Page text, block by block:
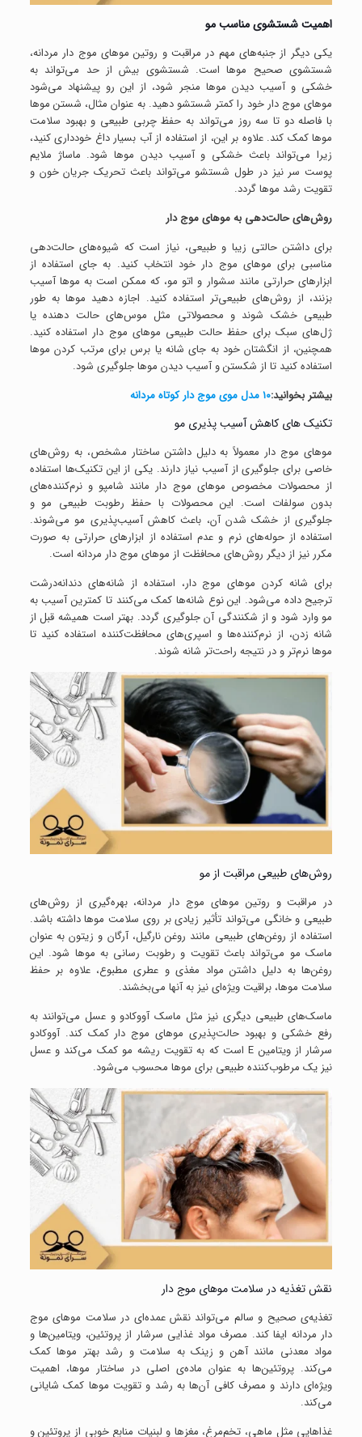
اهمیت شستشوی مناسب مو
یکی دیگر از جنبه‌های مهم در مراقبت و روتین موهای موج دار مردانه،
شستشوی صحیح موها است. شستشوی بیش از حد می‌تواند به
خشکی و آسیب دیدن موها منجر شود، از این رو پیشنهاد می‌شود
موهای موج دار خود را کمتر شستشو دهید. به عنوان مثال، شستن موها
با فاصله دو تا سه روز می‌تواند به حفظ چربی طبیعی و بهبود سلامت
موها کمک کند. علاوه‌ بر این، از استفاده از آب بسیار داغ خودداری کنید،
زیرا می‌تواند باعث خشکی و آسیب دیدن موها شود. ماساژ ملایم
پوست سر نیز در طول شستشو می‌تواند باعث تحریک جریان خون و
تقویت رشد موها گردد.
روش‌های حالت‌دهی به موهای موج دار
برای داشتن حالتی زیبا و طبیعی، نیاز است که شیوه‌های حالت‌دهی
مناسبی برای موهای موج دار خود انتخاب کنید. به جای استفاده از
ابزارهای حرارتی مانند سشوار و اتو مو، که ممکن است به موها آسیب
بزنند، از روش‌های طبیعی‌تر استفاده کنید. اجازه دهید موها به طور
طبیعی خشک شوند و محصولاتی مثل موس‌های حالت دهنده یا
ژل‌های سبک برای حفظ حالت طبیعی موهای موج دار استفاده کنید.
همچنین، از انگشتان خود به جای شانه یا برس برای مرتب کردن موها
استفاده کنید تا از شکستن و آسیب دیدن موها جلوگیری شود.
بیشتر بخوانید:۱۰ مدل موی موج دار کوتاه مردانه
تکنیک‌ های کاهش آسیب‌ پذیری مو
موهای موج دار معمولاً به دلیل داشتن ساختار مشخص، به روش‌های
خاصی برای جلوگیری از آسیب نیاز دارند. یکی از این تکنیک‌ها استفاده
از محصولات مخصوص موهای موج دار مانند شامپو و نرم‌کننده‌های
بدون سولفات است. این محصولات با حفظ رطوبت طبیعی مو و
جلوگیری از خشک شدن آن، باعث کاهش آسیب‌پذیری مو می‌شوند.
استفاده از حوله‌های نرم و عدم استفاده از ابزارهای حرارتی به صورت
مکرر نیز از دیگر روش‌های محافظت از موهای موج دار مردانه است.
برای شانه کردن موهای موج دار، استفاده از شانه‌های دندانه‌درشت
ترجیح داده می‌شود. این نوع شانه‌ها کمک می‌کنند تا کمترین آسیب به
مو وارد شود و از شکنندگی آن جلوگیری گردد. بهتر است همیشه قبل از
شانه زدن، از نرم‌کننده‌ها و اسپری‌های محافظت‌کننده استفاده کنید تا
موها نرم‌تر و در نتیجه راحت‌تر شانه شوند.
روش‌های طبیعی مراقبت از مو
در مراقبت و روتین موهای موج دار مردانه، بهره‌گیری از روش‌های
طبیعی و خانگی می‌تواند تأثیر زیادی بر روی سلامت موها داشته باشد.
استفاده از روغن‌های طبیعی مانند روغن نارگیل، آرگان و زیتون به عنوان
ماسک مو می‌تواند باعث تقویت و رطوبت رسانی به موها شود. این
روغن‌ها به دلیل داشتن مواد مغذی و عطری مطبوع، علاوه بر حفظ
سلامت موها، براقیت ویژه‌ای نیز به آنها می‌بخشند.
ماسک‌های طبیعی دیگری نیز مثل ماسک آووکادو و عسل می‌توانند به
رفع خشکی و بهبود حالت‌پذیری موهای موج دار کمک کند. آووکادو
سرشار از ویتامین E است که به تقویت ریشه مو کمک می‌کند و عسل
نیز یک مرطوب‌کننده طبیعی برای موها محسوب می‌شود.
نقش تغذیه در سلامت موهای موج دار
تغذیه‌ی صحیح و سالم می‌تواند نقش عمده‌ای در سلامت موهای موج
دار مردانه ایفا کند. مصرف مواد غذایی سرشار از پروتئین، ویتامین‌ها و
مواد معدنی مانند آهن و زینک به سلامت و رشد بهتر موها کمک
می‌کند. پروتئین‌ها به عنوان ماده‌ی اصلی در ساختار موها، اهمیت
ویژه‌ای دارند و مصرف کافی آن‌ها به رشد و تقویت موها کمک شایانی
می‌کند.
غذاهایی مثل ماهی، تخم‌مرغ، مغزها و لبنیات منابع خوبی از پروتئین و